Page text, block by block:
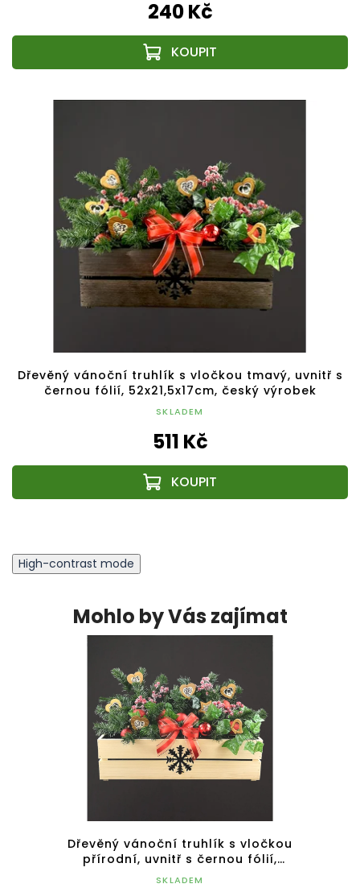
240 Kč
Dřevěný vánoční truhlík s vločkou tmavý, uvnitř s
černou fólií, 52x21,5x17cm, český výrobek
SKLADEM
511 Kč
High-contrast mode
Mohlo by Vás zajímat
Dřevěný vánoční truhlík s vločkou
přírodní, uvnitř s černou fólií,
62x21,5x17cm, český výrobek
SKLADEM